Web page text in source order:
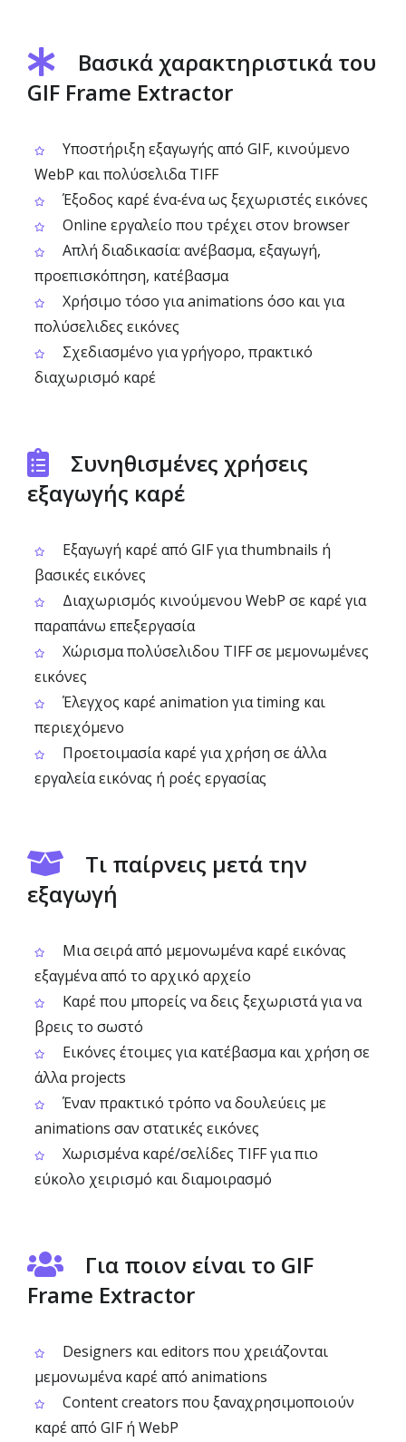
Βασικά χαρακτηριστικά του
GIF Frame Extractor
Υποστήριξη εξαγωγής από GIF, κινούμενο
WebP και πολύσελιδα TIFF
Έξοδος καρέ ένα‑ένα ως ξεχωριστές εικόνες
Online εργαλείο που τρέχει στον browser
Απλή διαδικασία: ανέβασμα, εξαγωγή,
προεπισκόπηση, κατέβασμα
Χρήσιμο τόσο για animations όσο και για
πολύσελιδες εικόνες
Σχεδιασμένο για γρήγορο, πρακτικό
διαχωρισμό καρέ
Συνηθισμένες χρήσεις
εξαγωγής καρέ
Εξαγωγή καρέ από GIF για thumbnails ή
βασικές εικόνες
Διαχωρισμός κινούμενου WebP σε καρέ για
παραπάνω επεξεργασία
Χώρισμα πολύσελιδου TIFF σε μεμονωμένες
εικόνες
Έλεγχος καρέ animation για timing και
περιεχόμενο
Προετοιμασία καρέ για χρήση σε άλλα
εργαλεία εικόνας ή ροές εργασίας
Τι παίρνεις μετά την
εξαγωγή
Μια σειρά από μεμονωμένα καρέ εικόνας
εξαγμένα από το αρχικό αρχείο
Καρέ που μπορείς να δεις ξεχωριστά για να
βρεις το σωστό
Εικόνες έτοιμες για κατέβασμα και χρήση σε
άλλα projects
Έναν πρακτικό τρόπο να δουλεύεις με
animations σαν στατικές εικόνες
Χωρισμένα καρέ/σελίδες TIFF για πιο
εύκολο χειρισμό και διαμοιρασμό
Για ποιον είναι το GIF
Frame Extractor
Designers και editors που χρειάζονται
μεμονωμένα καρέ από animations
Content creators που ξαναχρησιμοποιούν
καρέ από GIF ή WebP